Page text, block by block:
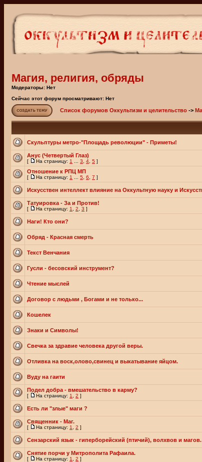
Магия, религия, обряды
Модераторы: Нет
Сейчас этот форум просматривают: Нет
Список форумов Оккультизм и целительство ->
Скульптуры метро-"Площадь революции" - Приметы!
Анус (Четвертый Глаз)
[ На страницу: 1 3 4 5 ]
Отношение к РПЦ МП
[ На страницу: 1 5 6 7 ]
Искусствен интеллект влияние на Оккультную науку и
Татуировка - За и Против!
[ На страницу: 1 2 3 ]
Наги! Кто они?
Обряд - Красная смерть
Текст Венчания
Гусли - бесовский инструмент?
Чтение мыслей
Договор с людьми , Богами и не только...
Кошелек
Знаки и Символы!
Свечка за здравие человека другой веры.
Отливка на воск,олово,свинец и выкатывание яйцом.
Вуду на гаити
Подел добра - вмешательство в карму?
[ На страницу: 1 2 ]
Есть ли "злые" маги ?
Священник - Маг.
[ На страницу: 1 2 ]
Сензарский язык - гиперборейский (птичий), волхвов и магов.
Снятие порчи у Митрополита Рафаила.
[ На страницу: 1 2 ]